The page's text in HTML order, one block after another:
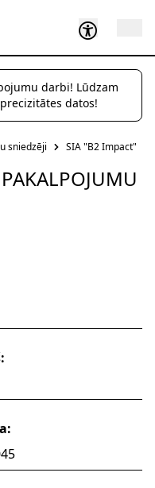
darbi! Lūdzam
datos!
sniedzēji SIA "B2 Impact"